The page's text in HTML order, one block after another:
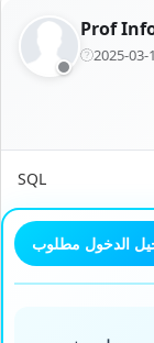
Prof
2025-03-
SQL
الدخول مطلوب